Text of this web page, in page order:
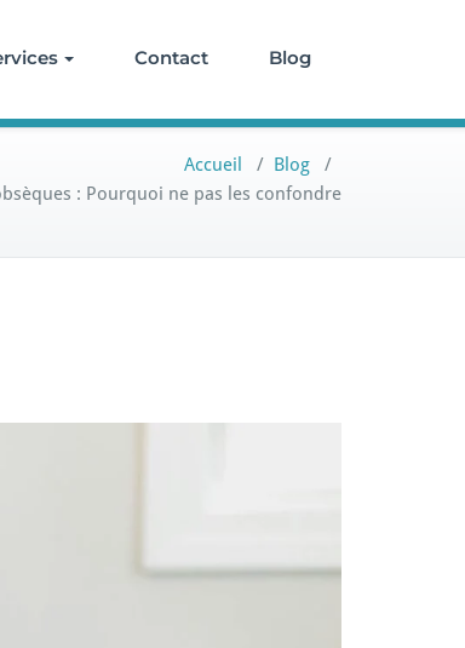
Contact Blog
Accueil / Blog /
: Pourquoi ne pas les confondre